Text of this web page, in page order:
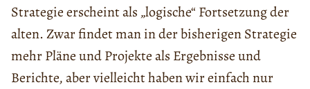
Strategie erscheint als „logische“ Fortsetzung der
alten. Zwar findet man in der bisherigen Strategie
mehr Pläne und Projekte als Ergebnisse und
Berichte, aber vielleicht haben wir einfach nur